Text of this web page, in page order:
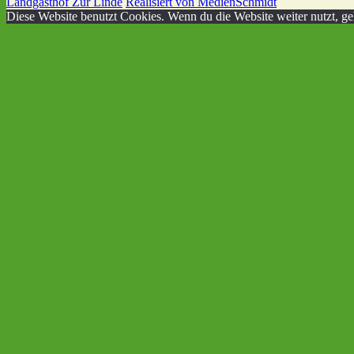
Diese Website benutzt Cookies. Wenn du die Website weiter nutzt,